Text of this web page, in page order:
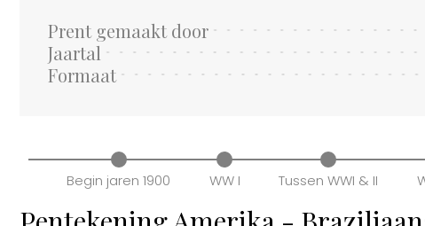
Prent gemaakt door
Jaartal
Formaat
Begin jaren 1900 WW I Tussen WWI & II